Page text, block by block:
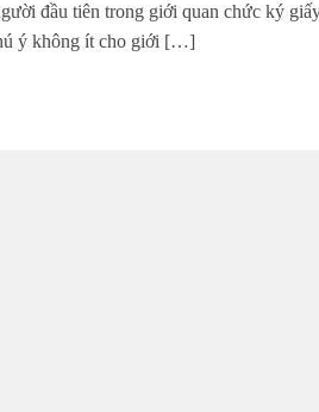
đầu tiên trong giới quan chức ký
ý không ít cho giới […]